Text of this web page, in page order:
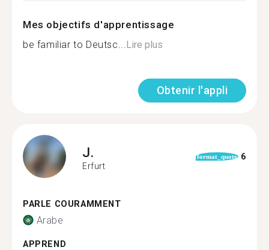
Mes objectifs d'apprentissage
be familiar to Deutsc...Lire plus
Obtenir l'appli
J.
Erfurt
format_quote 6
PARLE COURAMMENT
Arabe
APPREND